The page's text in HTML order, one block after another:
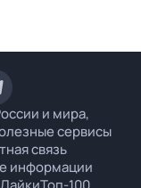
и мира,
сервисы
связь
информации